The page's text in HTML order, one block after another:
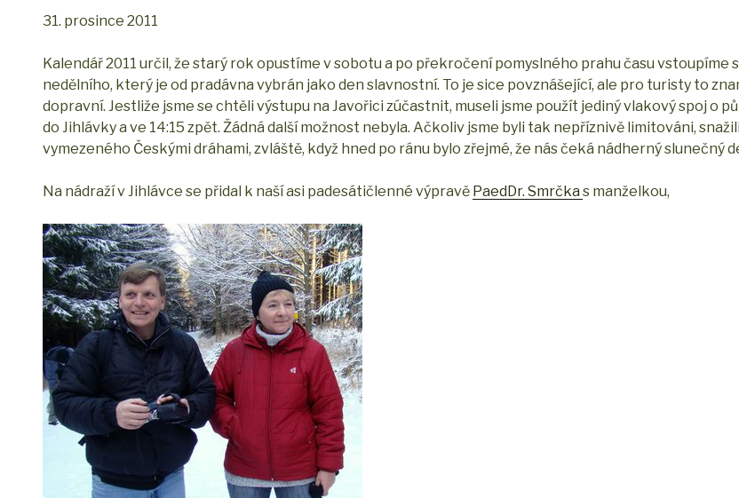
31. prosince 2011
Kalendář 2011 určil, že starý rok opustíme v sobotu a po překročení pomyslného prahu času vstoupíme
nedělního, který je od pradávna vybrán jako den slavnostní. To je sice povznášející, ale pro turisty to
dopravní. Jestliže jsme se chtěli výstupu na Javořici zúčastnit, museli jsme použít jediný vlakový spoj o
do Jihlávky a ve 14:15 zpět. Žádná další možnost nebyla. Ačkoliv jsme byli tak nepříznivě limitováni,
vymezeného Českými dráhami, zvláště, když hned po ránu bylo zřejmé, že nás čeká nádherný slunečný
Na nádraží v Jihlávce se přidal k naší asi padesátičlenné výpravě PaedDr. Smrčka s manželkou,